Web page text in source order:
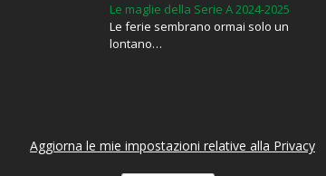
Le maglie della Serie A 2024-2025
Le ferie sembrano ormai solo un
lontano…
Aggiorna le mie impostazioni relative alla Privacy